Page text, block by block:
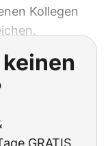
Kollegen
GRATIS